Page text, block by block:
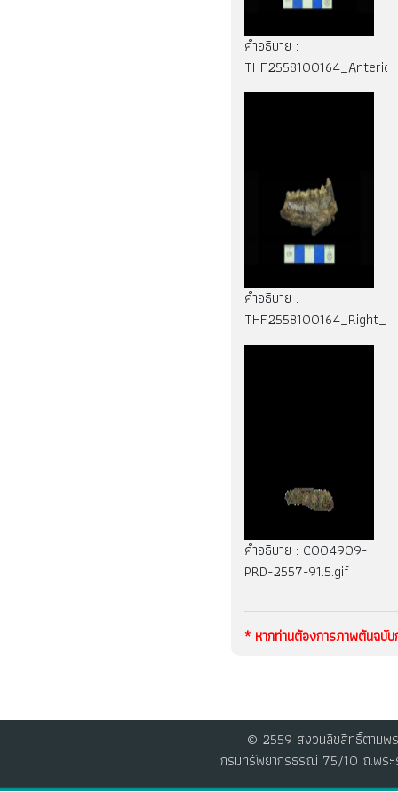
คำอธิบาย :
คำอธิบาย :
คำอธิบาย : C004909-
PRD-2557-91.5.gif
* หากท่านต้องการภาพต้นฉ
© 2559 สงวนลิขสิทธิ์ตาม
กรมทรัพยากรธรณี 75/10 ถ.พระ